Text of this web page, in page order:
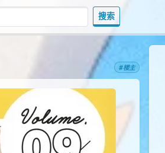
搜索
#楼主